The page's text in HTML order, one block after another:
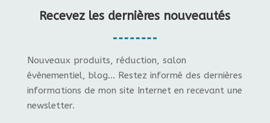
Recevez les dernières nouveautés
Nouveaux produits, réduction, salon
évènementiel, blog... Restez informé des dernières
informations de mon site Internet en recevant une
newsletter.